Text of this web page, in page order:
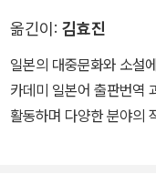
경제사―세계 자본주의와
―대서양 체제 안에서』,
『세계화와 아시아―21세
년』 등 다수가 있다.
옮긴이: 김효진
일본의 대중문화와 소설
카데미 일본어 출판번역
활동하며 다양한 분야의